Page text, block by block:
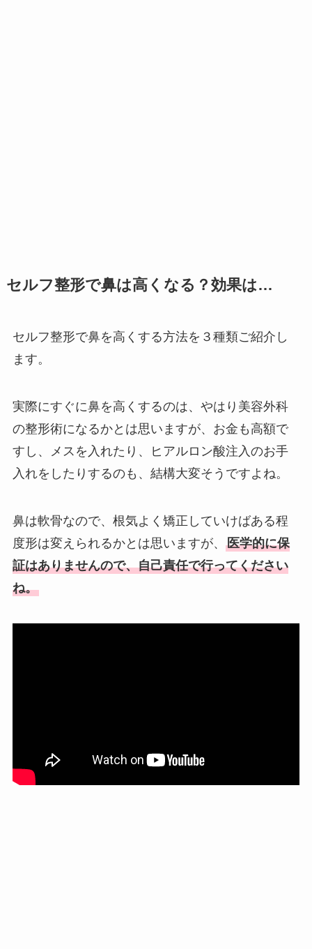
セルフ整形で鼻は高くなる？効果は…
セルフ整形で鼻を高くする方法を３種類ご紹介し
ます。
実際にすぐに鼻を高くするのは、やはり美容外科
の整形術になるかとは思いますが、お金も高額で
すし、メスを入れたり、ヒアルロン酸注入のお手
入れをしたりするのも、結構大変そうですよね。
鼻は軟骨なので、根気よく矯正していけばある程
度形は変えられるかとは思いますが、 医学的に保
証はありませんので、自己責任で行ってください
ね。